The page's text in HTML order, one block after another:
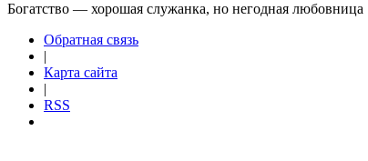
Богатство — хорошая служанка, но негодная любовница
Обратная связь
|
Карта сайта
|
RSS